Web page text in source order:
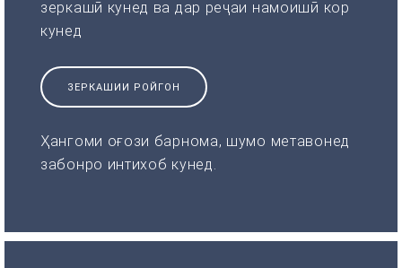
зеркашӣ кунед ва дар реҷаи намоишӣ кор
кунед
ЗЕРКАШИИ РОЙГОН
Ҳангоми оғози барнома, шумо метавонед
забонро интихоб кунед.